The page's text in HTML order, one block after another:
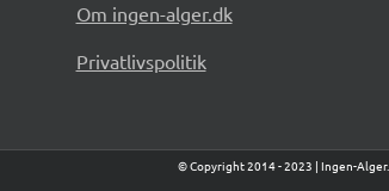
Om ingen-alger.dk
Privatlivspolitik
© Copyright 2014 - 2023 | Ingen-